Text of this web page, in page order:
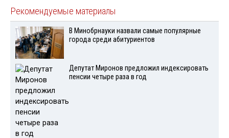
Рекомендуемые материалы
В Минобрнауки назвали самые популярные
города среди абитуриентов
Депутат Миронов предложил индексировать
пенсии четыре раза в год